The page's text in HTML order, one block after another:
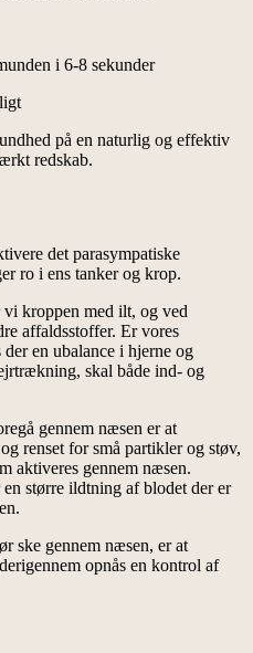
i 6-8 sekunder
på en naturlig og effektiv
redskab.
det parasympatiske
ro i ens tanker og krop.
kroppen med ilt, og ved
affaldsstoffer. Er vores
en ubalance i hjerne og
skal både ind- og
gennem næsen er at
renset for små partikler og støv,
aktiveres gennem næsen.
større ildtning af blodet der er
ske gennem næsen, er at
opnås en kontrol af